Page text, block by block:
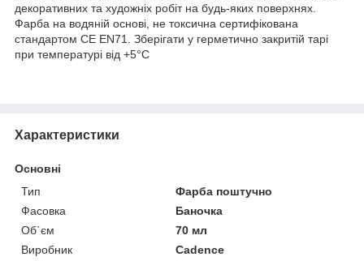
декоративних та художніх робіт на будь-яких поверхнях.
Фарба на водяній основі, не токсична сертифікована
стандартом CE EN71. Зберігати у герметично закритій тарі
при температурі від +5°C
Характеристики
Основні
Тип
Фарба поштучно
Фасовка
Баночка
Об`єм
70 мл
Виробник
Cadence